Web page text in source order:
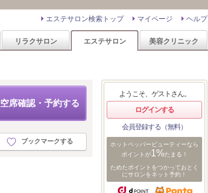
ヘルプ
マイページ
エステサロン検索トップ
リラクサロン エステサロン 美容クリニック
空席確認・予約する
ブックマークする
ようこそ、ゲストさん。
ログインする
会員登録する（無料）
ホットペッパービューティーなら
ポイントが1%たまる！
ためたポイントをつかっておとく
にサロンをネット予約！